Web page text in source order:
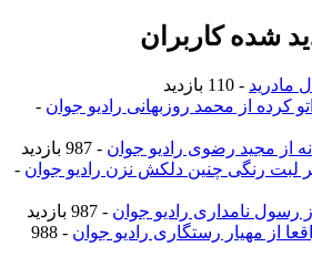
شده کاربران
مادرید - 110 بازدید
کرده از محمد روزبهانی رادیو جوان -
از مجید رضوی رادیو جوان - 987 بازدید
بر لبت رنگی چنین دلکش نزن رادیو جوان -
رسول نامداری رادیو جوان - 987 بازدید
از مهیار رستگاری رادیو جوان
- 988